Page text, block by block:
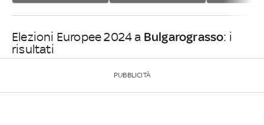
Elezioni Europee 2024 a Bulgarograsso: i
risultati
PUBBLICITÀ